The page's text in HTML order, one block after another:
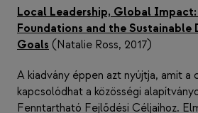
Local Leadership, Global
Foundations and the Sustainable
Goals (Natalie Ross, 2017)
A kiadvány éppen azt nyújtja, amit a
kapcsolódhat a közösségi
Fenntartható Fejlődési Céljaihoz.